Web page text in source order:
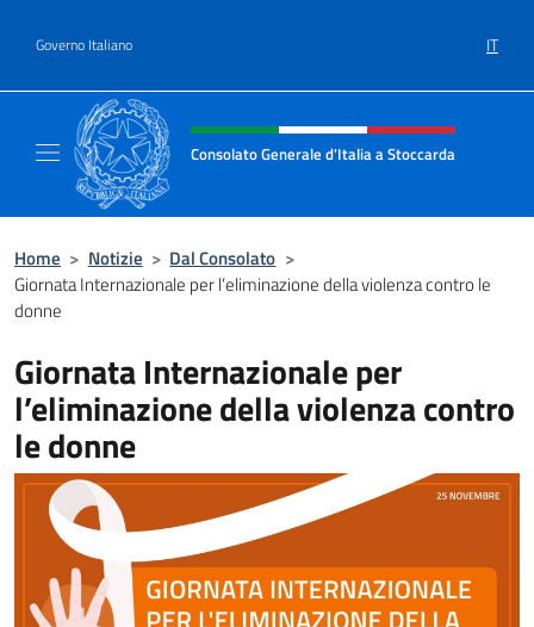
Governo Italiano IT
Intestazione sito, social e menù
Consolato Generale d'Italia a Stoccarda
Home > Notizie > Dal Consolato >
Giornata Internazionale per l’eliminazione della violenza contro le
donne
Giornata Internazionale per
l’eliminazione della violenza contro
le donne